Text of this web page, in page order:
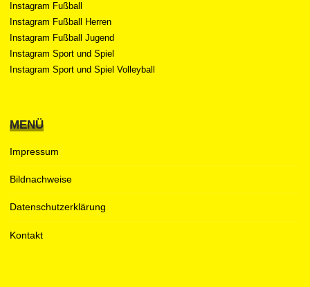
Instagram Fußball
Instagram Fußball Herren
Instagram Fußball Jugend
Instagram Sport und Spiel
Instagram Sport und Spiel Volleyball
MENÜ
Impressum
Bildnachweise
Datenschutzerklärung
Kontakt